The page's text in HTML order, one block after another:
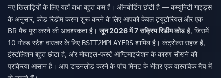
नए खिलाड़ियों के लिए यहाँ बाधा बहुत कम है। ऑनबोर्डिंग छोटी है — कम्युनिटी गाइड्स
के अनुसार, कोड रिडीम करना शुरू करने के लिए आपको केवल ट्यूटोरियल और एक
BR मैच पूरा करने की आवश्यकता है।जून 2026 में 7 सक्रिय रिडीम कोडहैं, जिसमें
10 गोल्ड स्टैश वाउचर के लिए BSTT2MPLAYERS शामिल है। कंट्रोल्स सहज हैं,
इंस्टॉलेशन बहुत छोटा है, और मोबाइल-फर्स्ट ऑप्टिमाइज़ेशन के कारण सीखने की
प्रक्रिया आसान है। आप डाउनलोड करने के पांच मिनट के भीतर एक वास्तविक मैच में